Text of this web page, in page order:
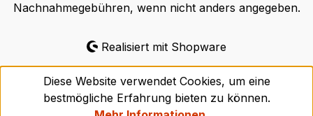
Nachnahmegebühren, wenn nicht anders angegeben.
Realisiert mit Shopware
Diese Website verwendet Cookies, um eine
bestmögliche Erfahrung bieten zu können.